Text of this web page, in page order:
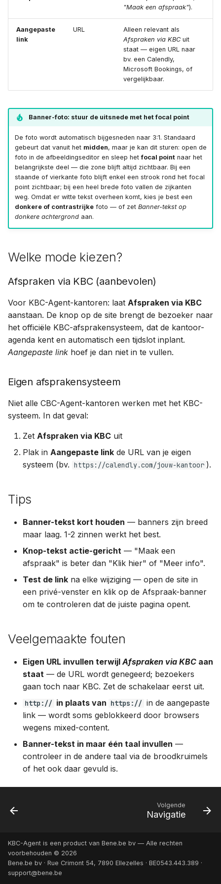
"Maak een afspraak").
Aangepaste
link
URL
Alleen relevant als
Afspraken via KBC uit
staat — eigen URL naar
bv. een Calendly,
Microsoft Bookings, of
vergelijkbaar.
Banner-foto: stuur de uitsnede met het focal point
De foto wordt automatisch bijgesneden naar 3:1. Standaard
gebeurt dat vanuit het midden, maar je kan dit sturen: open de
foto in de afbeeldingseditor en sleep hetfocal pointnaar het
belangrijkste deel — die zone blijft altijd zichtbaar. Bij een
staande of vierkante foto blijft enkel een strook rond het focal
point zichtbaar; bij een heel brede foto vallen de zijkanten
weg. Omdat er witte tekst overheen komt, kies je best een
donkere of contrastrijkefoto — of zet Banner-tekst op
donkere achtergrondaan.
Welke mode kiezen?
Afspraken via KBC (aanbevolen)
Voor KBC-Agent-kantoren: laat Afspraken via KBC
aanstaan. De knop op de site brengt de bezoeker naar
het officiële KBC-afsprakensysteem, dat de kantoor-
agenda kent en automatisch een tijdslot inplant.
Aangepaste link hoef je dan niet in te vullen.
Eigen afsprakensysteem
Niet alle CBC-Agent-kantoren werken met het KBC-
systeem. In dat geval:
Zet Afspraken via KBC uit
Plak in Aangepaste link de URL van je eigen
systeem (bv. https://calendly.com/jouw-kantoor ).
Tips
Banner-tekst kort houden — banners zijn breed
maar laag. 1-2 zinnen werkt het best.
Knop-tekst actie-gericht — "Maak een
afspraak" is beter dan "Klik hier" of "Meer info".
Test de link na elke wijziging — open de site in
een privé-venster en klik op de Afspraak-banner
om te controleren dat de juiste pagina opent.
Veelgemaakte fouten
Eigen URL invullen terwijl Afspraken via KBC aan
staat — de URL wordt genegeerd; bezoekers
gaan toch naar KBC. Zet de schakelaar eerst uit.
http:// in plaats van https:// in de aangepaste
link — wordt soms geblokkeerd door browsers
wegens mixed-content.
Banner-tekst in maar één taal invullen —
controleer in de andere taal via de broodkruimels
of het ook daar gevuld is.
Volgende
Navigatie
KBC-Agent is een product van Bene.be bv — Alle rechten
voorbehouden © 2026
Bene.be bv · Rue Crimont 54, 7890 Ellezelles · BE0543.443.389 ·
support@bene.be